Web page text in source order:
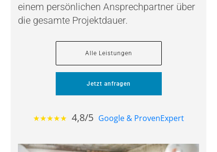
einem persönlichen Ansprechpartner über
die gesamte Projektdauer.
Alle Leistungen
Jetzt anfragen
★★★★★ 4,8/5 Google & ProvenExpert